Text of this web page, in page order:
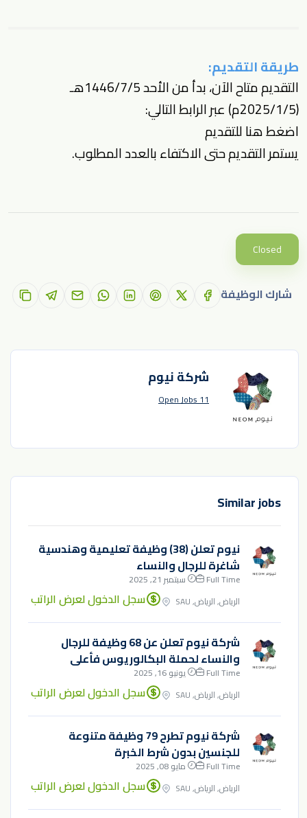
طريقة التقديم:
التقديم متاح الآن، بدأ من الأحد 1446/7/5هـ
(2025/1/5م) عبر الرابط التالي:
اضغط هنا للتقديم
يستمر التقديم حتى الاكتفاء بالعدد المطلوب.
Closed
شارك الوظيفة
شركة نيوم
11 Open Jobs
Similar jobs
نيوم تعلن (38) وظيفة تعليمية وهندسية
شاغرة للرجال والنساء
Full Time
سبتمبر 21, 2025
الرياض, الرياض, SAU
سجل الدخول لعرض الراتب
شركة نيوم تعلن عن 68 وظيفة للرجال
والنساء لحملة البكالوريوس فأعلى
Full Time
يونيو 16, 2025
الرياض, الرياض, SAU
سجل الدخول لعرض الراتب
شركة نيوم تطرح 79 وظيفة متنوعة
للجنسين بدون شرط الخبرة
Full Time
مايو 08, 2025
الرياض, الرياض, SAU
سجل الدخول لعرض الراتب